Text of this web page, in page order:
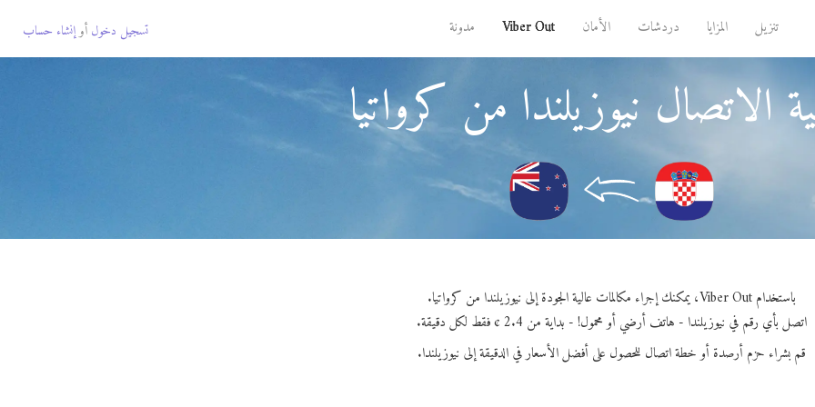
تنزيل المزايا دردشات الأمان Viber Out مدونة تسجيل دخول أوإنشاء حساب
الاتصال نيوزيلندا من كرواتيا
باستخدام Viber Out، يمكنك إجراء مكالمات عالية الجودة إلى نيوزيلندا من كرواتيا.
اتصل بأي رقم في نيوزيلندا - هاتف أرضي أو محمول! - بداية من 2.4 ¢ فقط لكل دقيقة.
قم بشراء حزم أرصدة أو خطة اتصال للحصول على أفضل الأسعار في الدقيقة إلى نيوزيلندا.